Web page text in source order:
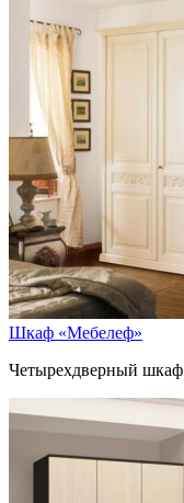
Шкаф «Мебелеф»
Четырехдверный шкаф